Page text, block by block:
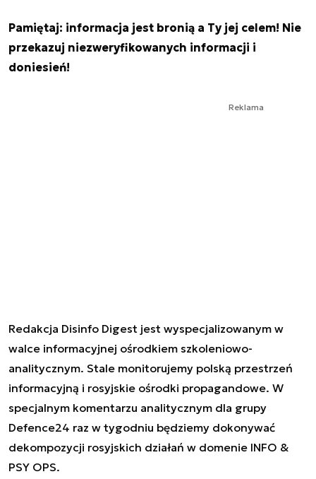
Pamiętaj: informacja jest bronią a Ty jej celem! Nie
przekazuj niezweryfikowanych informacji i
doniesień!
Reklama
Redakcja Disinfo Digest jest wyspecjalizowanym w
walce informacyjnej ośrodkiem szkoleniowo-
analitycznym. Stale monitorujemy polską przestrzeń
informacyjną i rosyjskie ośrodki propagandowe. W
specjalnym komentarzu analitycznym dla grupy
Defence24 raz w tygodniu będziemy dokonywać
dekompozycji rosyjskich działań w domenie INFO &
PSY OPS.